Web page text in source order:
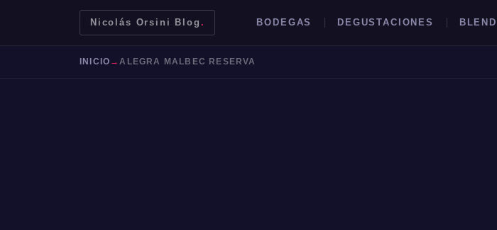
Nicolás Orsini Blog . BODEGAS DEGUSTACIONES
INICIO →ALEGRA MALBEC RESERVA